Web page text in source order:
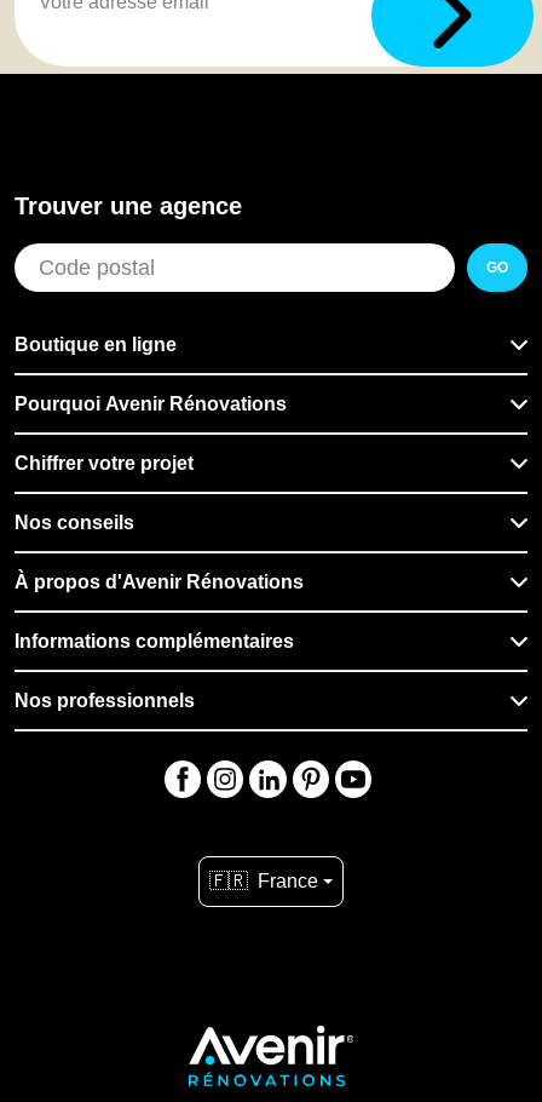
Trouver une agence
GO
Boutique en ligne
Pourquoi Avenir Rénovations
Chiffrer votre projet
Nos conseils
À propos d'Avenir Rénovations
Informations complémentaires
Nos professionnels
🇫🇷 France